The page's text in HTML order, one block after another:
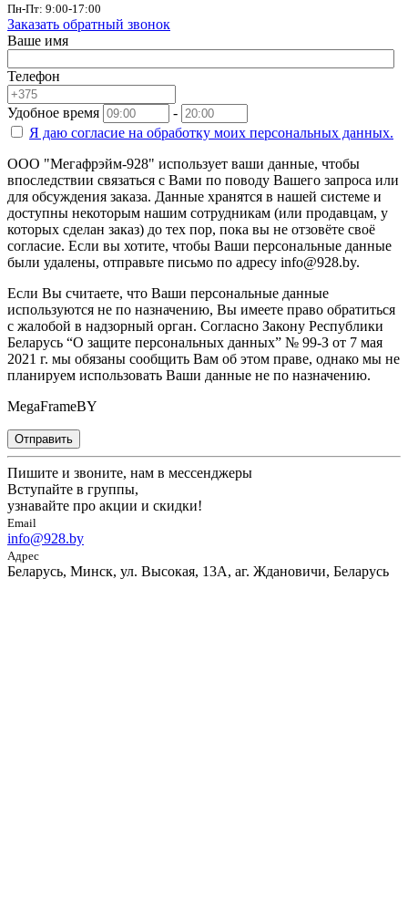
Пн-Пт: 9:00-17:00
Заказать обратный звонок
Ваше имя
Телефон
Удобное время
-
Я даю согласие на обработку моих персональных данных.
ООО "Мегафрэйм-928" использует ваши данные, чтобы
впоследствии связаться с Вами по поводу Вашего запроса или
для обсуждения заказа. Данные хранятся в нашей системе и
доступны некоторым нашим сотрудникам (или продавцам, у
которых сделан заказ) до тех пор, пока вы не отзовёте своё
согласие. Если вы хотите, чтобы Ваши персональные данные
были удалены, отправьте письмо по адресу info@928.by.
Если Вы считаете, что Ваши персональные данные
используются не по назначению, Вы имеете право обратиться
с жалобой в надзорный орган. Согласно Закону Республики
Беларусь “О защите персональных данных” № 99-З от 7 мая
2021 г. мы обязаны сообщить Вам об этом праве, однако мы не
планируем использовать Ваши данные не по назначению.
MegaFrameBY
Отправить
Пишите и звоните, нам в мессенджеры
Вступайте в группы,
узнавайте про акции и скидки!
Email
info@928.by
Адрес
Беларусь, Минск, ул. Высокая, 13А, аг. Ждановичи, Беларусь